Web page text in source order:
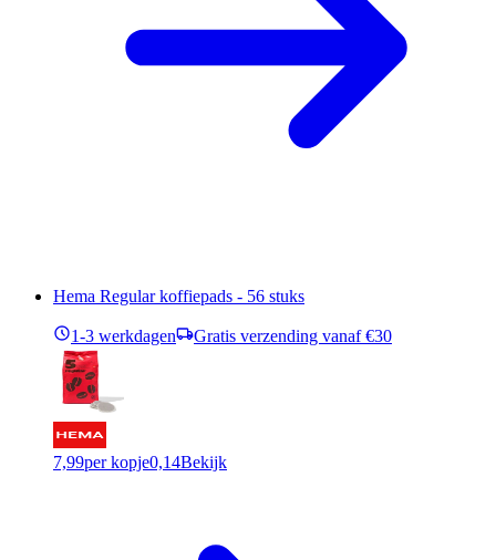
Hema Regular koffiepads - 56 stuks
1-3 werkdagen Gratis verzending vanaf €30
7,99per kopje0,14Bekijk